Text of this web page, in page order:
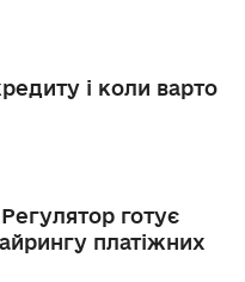
і коли варто
готує
платіжних